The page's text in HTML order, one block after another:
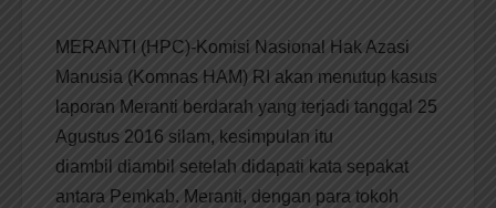
MERANTI (HPC)-Komisi Nasional Hak Azasi
Manusia (Komnas HAM) RI akan menutup kasus
laporan Meranti berdarah yang terjadi tanggal 25
Agustus 2016 silam, kesimpulan itu
diambil diambil setelah didapati kata sepakat
antara Pemkab. Meranti, dengan para tokoh